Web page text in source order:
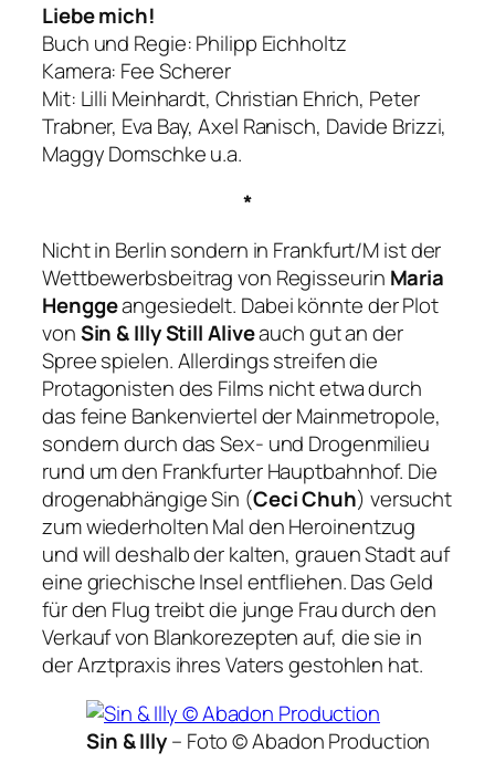
Liebe mich!
Buch und Regie: Philipp Eichholtz
Kamera: Fee Scherer
Mit: Lilli Meinhardt, Christian Ehrich, Peter
Trabner, Eva Bay, Axel Ranisch, Davide Brizzi,
Maggy Domschke u.a.
*
Nicht in Berlin sondern in Frankfurt/M ist der
Wettbewerbsbeitrag von Regisseurin Maria
Henggeangesiedelt. Dabei könnte der Plot
vonSin & Illy Still Aliveauch gut an der
Spree spielen. Allerdings streifen die
Protagonisten des Films nicht etwa durch
das feine Bankenviertel der Mainmetropole,
sondern durch das Sex- und Drogenmilieu
rund um den Frankfurter Hauptbahnhof. Die
drogenabhängige Sin (Ceci Chuh) versucht
zum wiederholten Mal den Heroinentzug
und will deshalb der kalten, grauen Stadt auf
eine griechische Insel entfliehen. Das Geld
für den Flug treibt die junge Frau durch den
Verkauf von Blankorezepten auf, die sie in
der Arztpraxis ihres Vaters gestohlen hat.
Sin & Illy– Foto© Abadon Production